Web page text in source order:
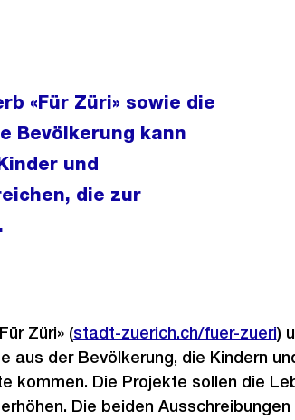
«Für Züri» sowie die
Bevölkerung kann
und
die zur
Züri» (stadt-zuerich.ch/fuer-zueri)
aus der Bevölkerung, die Kindern
kommen. Die Projekte sollen die
Die beiden Ausschreibungen